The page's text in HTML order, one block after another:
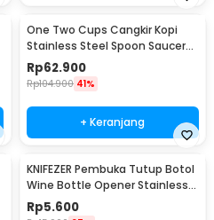
One Two Cups Cangkir Kopi
Stainless Steel Spoon Saucer
Cup 120ml - 201
Rp62.900
Rp104.900 41%
+ Keranjang
KNIFEZER Pembuka Tutup Botol
Wine Bottle Opener Stainless
Steel - WS01
Rp5.600